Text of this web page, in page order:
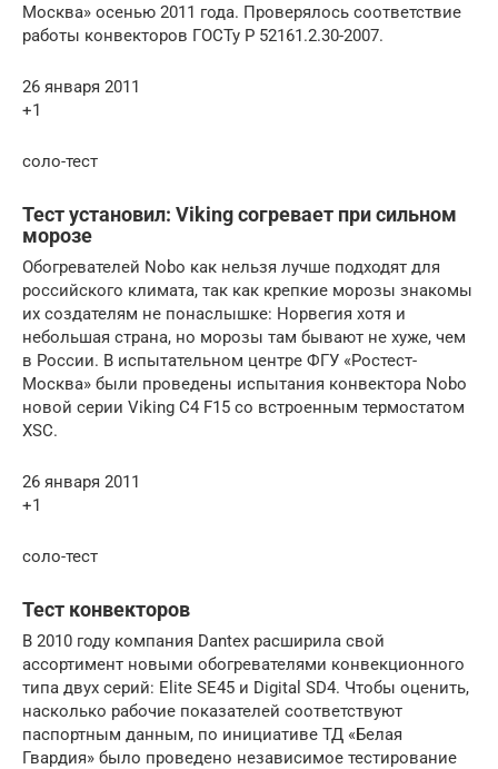
Москва» осенью 2011 года. Проверялось соответствие
работы конвекторов ГОСТу Р 52161.2.30-2007.
26 января 2011
+1
соло-тест
Тест установил: Viking согревает при сильном
морозе
Обогревателей Nobo как нельзя лучше подходят для
российского климата, так как крепкие морозы знакомы
их создателям не понаслышке: Норвегия хотя и
небольшая страна, но морозы там бывают не хуже, чем
в России. В испытательном центре ФГУ «Ростест-
Москва» были проведены испытания конвектора Nobo
новой серии Viking С4 F15 со встроенным термостатом
XSC.
26 января 2011
+1
соло-тест
Тест конвекторов
В 2010 году компания Dantex расширила свой
ассортимент новыми обогревателями конвекционного
типа двух серий: Elite SE45 и Digital SD4. Чтобы оценить,
насколько рабочие показателей соответствуют
паспортным данным, по инициативе ТД «Белая
Гвардия» было проведено независимое тестирование